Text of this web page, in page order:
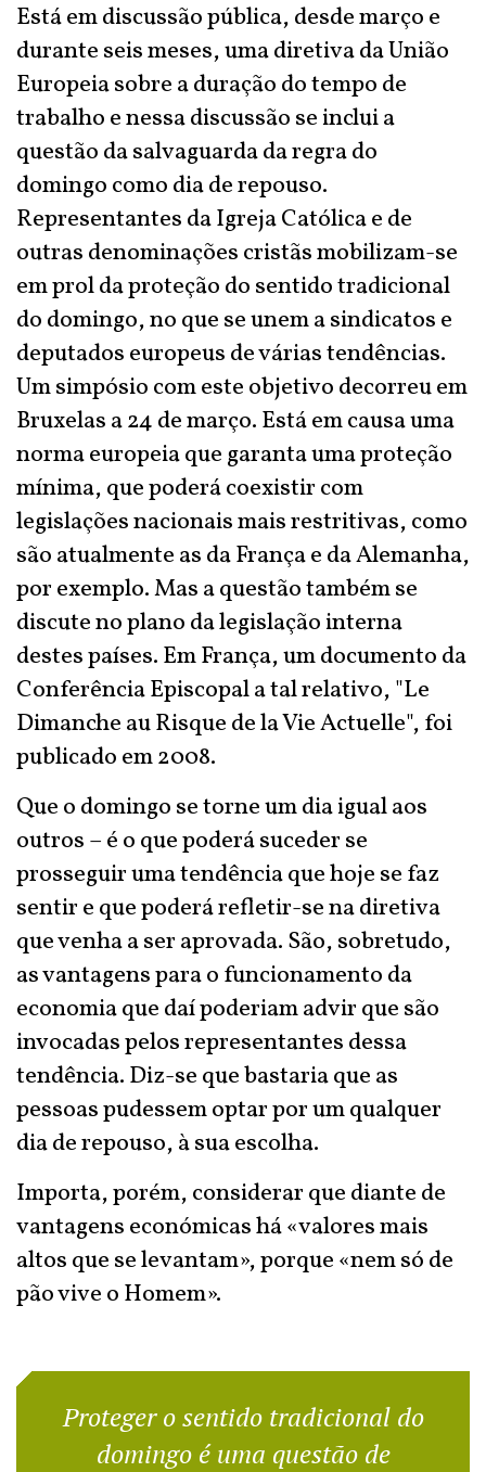
Está em discussão pública, desde março e
durante seis meses, uma diretiva da União
Europeia sobre a duração do tempo de
trabalho e nessa discussão se inclui a
questão da salvaguarda da regra do
domingo como dia de repouso.
Representantes da Igreja Católica e de
outras denominações cristãs mobilizam-se
em prol da proteção do sentido tradicional
do domingo, no que se unem a sindicatos e
deputados europeus de várias tendências.
Um simpósio com este objetivo decorreu em
Bruxelas a 24 de março. Está em causa uma
norma europeia que garanta uma proteção
mínima, que poderá coexistir com
legislações nacionais mais restritivas, como
são atualmente as da França e da Alemanha,
por exemplo. Mas a questão também se
discute no plano da legislação interna
destes países. Em França, um documento da
Conferência Episcopal a tal relativo, "Le
Dimanche au Risque de la Vie Actuelle", foi
publicado em 2008.
Que o domingo se torne um dia igual aos
outros – é o que poderá suceder se
prosseguir uma tendência que hoje se faz
sentir e que poderá refletir-se na diretiva
que venha a ser aprovada. São, sobretudo,
as vantagens para o funcionamento da
economia que daí poderiam advir que são
invocadas pelos representantes dessa
tendência. Diz-se que bastaria que as
pessoas pudessem optar por um qualquer
dia de repouso, à sua escolha.
Importa, porém, considerar que diante de
vantagens económicas há «valores mais
altos que se levantam», porque «nem só de
pão vive o Homem».
Proteger o sentido tradicional do
domingo é uma questão de